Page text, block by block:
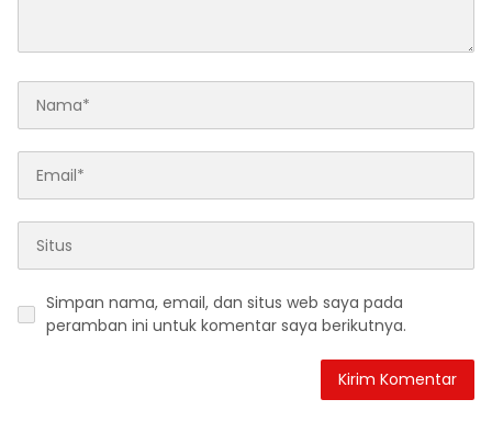
Simpan nama, email, dan situs web saya pada
peramban ini untuk komentar saya berikutnya.